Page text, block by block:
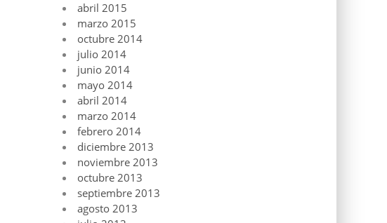
abril 2015
marzo 2015
octubre 2014
julio 2014
junio 2014
mayo 2014
abril 2014
marzo 2014
febrero 2014
diciembre 2013
noviembre 2013
octubre 2013
septiembre 2013
agosto 2013